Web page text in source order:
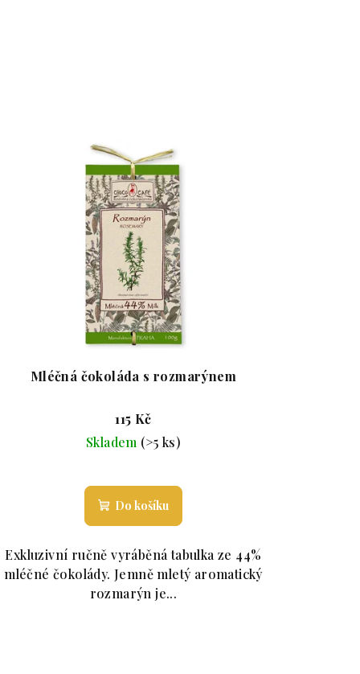
Mléčná čokoláda s rozmarýnem
115 Kč
Skladem (>5 ks)
Do košíku
Exkluzivní ručně vyráběná tabulka ze 44%
mléčné čokolády. Jemně mletý aromatický
rozmarýn je...